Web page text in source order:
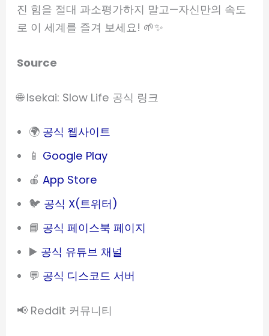
진 힘을 절대 과소평가하지 말고—자신만의 속도
로 이 세계를 즐겨 보세요! 🌱✨
Source
🌐 Isekai: Slow Life 공식 링크
🌍 공식 웹사이트
📱 Google Play
🍎App Store
🐦 공식 X(트위터)
📘 공식 페이스북 페이지
▶️ 공식 유튜브 채널
💬 공식 디스코드 서버
📢 Reddit 커뮤니티